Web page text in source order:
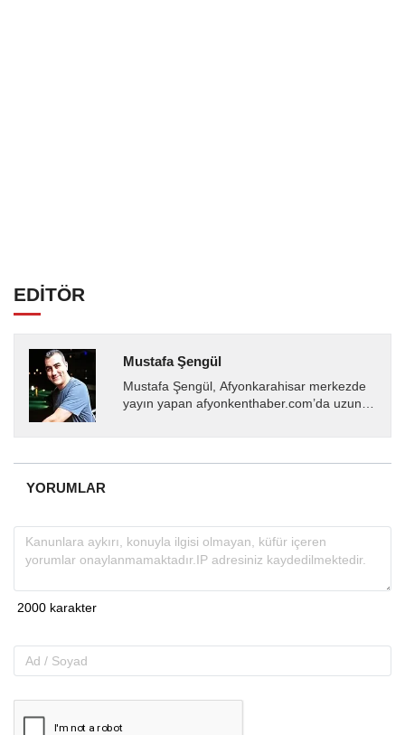
EDİTÖR
Mustafa Şengül
Mustafa Şengül, Afyonkarahisar merkezde
yayın yapan afyonkenthaber.com’da uzun
almakta, haber akışı...
YORUMLAR